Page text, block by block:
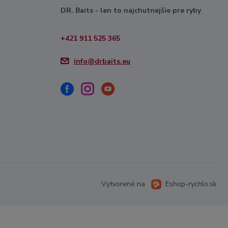
DR. Baits - len to najchutnejšie pre ryby
+421 911 525 365
info@drbaits.eu
Vytvorené na Eshop-rychlo.sk